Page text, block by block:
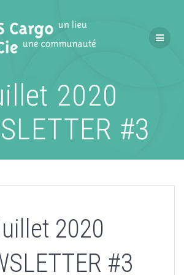
contenu
2020
#3
2020
#3